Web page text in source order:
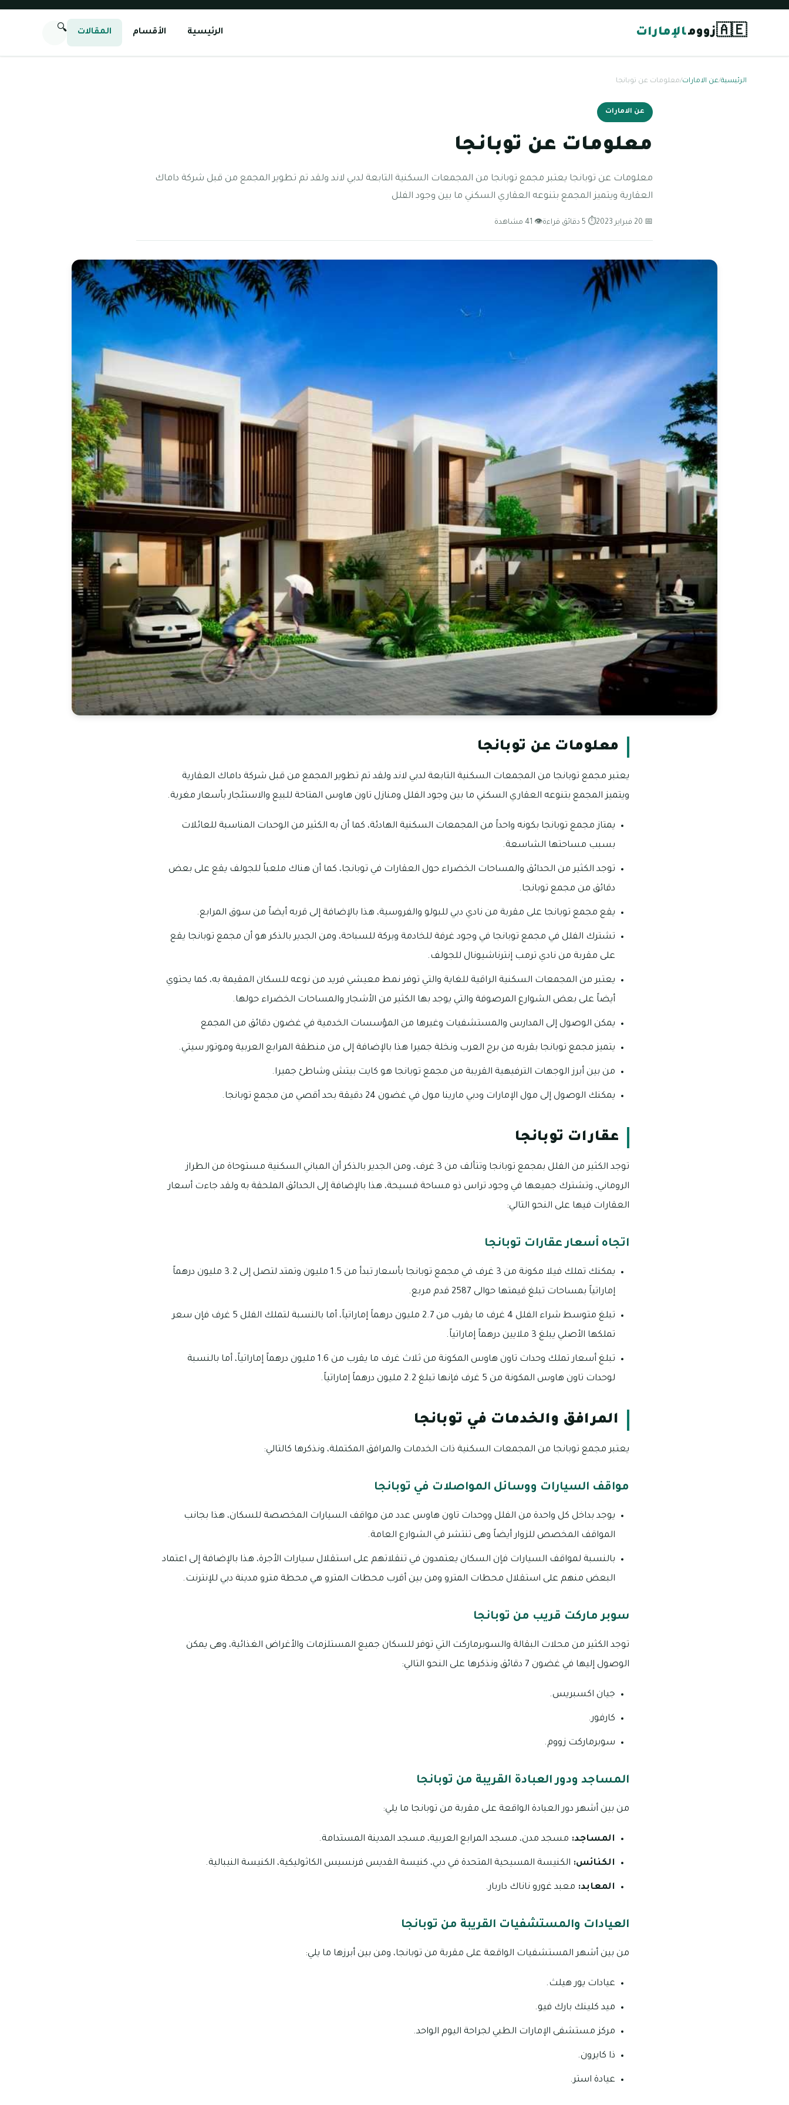
🇦🇪زوومالإمارات الرئيسية الأقسام المقالات 🔍
الرئيسية/عن الامارات/معلومات عن توبانجا
عن الامارات
معلومات عن توبانجا
معلومات عن توبانجا يعتبر مجمع توبانجا من المجمعات السكنية التابعة لدبي لاند ولقد تم تطوير المجمع من قبل شركة داماك
العقارية ويتميز المجمع بتنوعه العقاري السكني ما بين وجود الفلل
📅 20 فبراير 2023 ⏱ 5 دقائق قراءة 👁 41 مشاهدة
معلومات عن توبانجا
يعتبر مجمع توبانجا من المجمعات السكنية التابعة لدبي لاند ولقد تم تطوير المجمع من قبل شركة داماك العقارية
ويتميز المجمع بتنوعه العقاري السكني ما بين وجود الفلل ومنازل تاون هاوس المتاحة للبيع والاستئجار بأسعار مغرية.
يمتاز مجمع توبانجا بكونه واحداً من المجمعات السكنية الهادئة، كما أن به الكثير من الوحدات المناسبة للعائلات
بسبب مساحتها الشاسعة.
توجد الكثير من الحدائق والمساحات الخضراء حول العقارات في توبانجا، كما أن هناك ملعباً للجولف يقع على بعض
دقائق من مجمع توبانجا.
يقع مجمع توبانجا على مقربة من نادي دبي للبولو والفروسية، هذا بالإضافة إلى قربه أيضاً من سوق المرابع.
تشترك الفلل في مجمع توبانجا في وجود غرفة للخادمة وبركة للسباحة، ومن الجدير بالذكر هو أن مجمع توبانجا يقع
على مقربة من نادي ترمب إنترناشيونال للجولف.
يعتبر من المجمعات السكنية الراقية للغاية والتي توفر نمط معيشي فريد من نوعه للسكان المقيمة به، كما يحتوي
أيضاً على بعض الشوارع المرصوفة والتي يوجد بها الكثير من الأشجار والمساحات الخضراء حولها.
يمكن الوصول إلى المدارس والمستشفيات وغيرها من المؤسسات الخدمية في غضون دقائق من المجمع
يتميز مجمع توبانجا بقربه من برج العرب ونخلة جميرا هذا بالإضافة إلى من منطقة المرابع العربية وموتور سيتي.
من بين أبرز الوجهات الترفيهية القريبة من مجمع توبانجا هو كايت بيتش وشاطئ جميرا.
يمكنك الوصول إلى مول الإمارات ودبي مارينا مول في غضون 24 دقيقة بحد أقصي من مجمع توبانجا.
عقارات توبانجا
توجد الكثير من الفلل بمجمع توبانجا وتتألف من 3 غرف، ومن الجدير بالذكر أن المباني السكنية مستوحاة من الطراز
الروماني، وتشترك جميعها في وجود تراس ذو مساحة فسيحة، هذا بالإضافة إلى الحدائق الملحقة به ولقد جاءت أسعار
العقارات فيها على النحو التالي:
اتجاه أسعار عقارات توبانجا
يمكنك تملك فيلا مكونة من 3 غرف في مجمع توبانجا بأسعار تبدأ من 1.5 مليون وتمتد لتصل إلى 3.2 مليون درهماً
إماراتياً بمساحات تبلغ قيمتها حوالى 2587 قدم مربع.
تبلغ متوسط شراء الفلل 4 غرف ما يقرب من 2.7 مليون درهماً إماراتياً، أما بالنسبة لتملك الفلل 5 غرف فإن سعر
تملكها الأصلي يبلغ 3 ملايين درهماً إماراتياً.
تبلغ أسعار تملك وحدات تاون هاوس المكونة من ثلاث غرف ما يقرب من 1.6 مليون درهماً إماراتياً، أما بالنسبة
لوحدات تاون هاوس المكونة من 5 غرف فإنها تبلغ 2.2 مليون درهماً إماراتياً.
المرافق والخدمات في توبانجا
يعتبر مجمع توبانجا من المجمعات السكنية ذات الخدمات والمرافق المكتملة، ونذكرها كالتالي:
مواقف السيارات ووسائل المواصلات في توبانجا
يوجد بداخل كل واحدة من الفلل ووحدات تاون هاوس عدد من مواقف السيارات المخصصة للسكان، هذا بجانب
المواقف المخصص للزوار أيضاً وهى تنتشر في الشوارع العامة.
بالنسبة لمواقف السيارات فإن السكان يعتمدون في تنقلاتهم على استقلال سيارات الأجرة، هذا بالإضافة إلى اعتماد
البعض منهم على استقلال محطات المترو ومن بين أقرب محطات المترو هي محطة مترو مدينة دبي للإنترنت.
سوبر ماركت قريب من توبانجا
توجد الكثير من محلات البقالة والسوبرماركت التي توفر للسكان جميع المستلزمات والأغراض الغذائية، وهى يمكن
الوصول إليها في غضون 7 دقائق ونذكرها على النحو التالي:
جيان اكسبريس.
كارفور.
سوبرماركت زووم.
المساجد ودور العبادة القريبة من توبانجا
من بين أشهر دور العبادة الواقعة على مقربة من توبانجا ما يلي:
المساجد: مسجد مدن، مسجد المرابع العربية، مسجد المدينة المستدامة.
الكنائس: الكنيسة المسيحية المتحدة في دبي، كنيسة القديس فرنسيس الكاثوليكية، الكنيسة النيبالية.
المعابد: معبد غورو ناناك داربار.
العيادات والمستشفيات القريبة من توبانجا
من بين أشهر المستشفيات الواقعة على مقربة من توبانجا، ومن بين أبرزها ما يلي:
عيادات يور هيلث.
ميد كلينك بارك فيو.
مركز مستشفى الإمارات الطبي لجراحة اليوم الواحد.
ذا كايرون.
عيادة استر.